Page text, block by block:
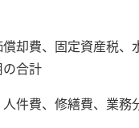
償却費、固定資産税、
合計
人件費、修繕費、業務